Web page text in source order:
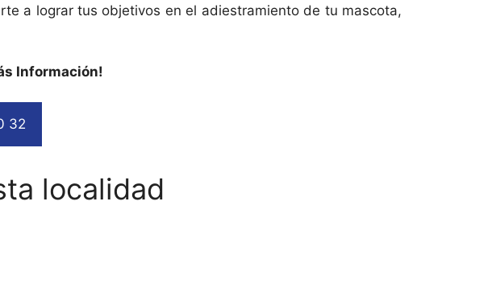
a lograr tus objetivos en el adiestramiento de tu mascota,
Información!
32
localidad